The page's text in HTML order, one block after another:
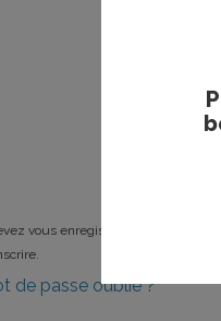
vous enregistrer au préalable.
de passe oublié ?